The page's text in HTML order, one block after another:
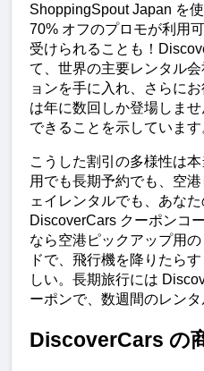
ShoppingSpout Japan を
70% オフのプロモが利用
受けられることも！
て、世界の主要レンタル
ョンを手に入れ、さらに
は年に数回しか登場しま
できることを示しています
こうした割引の多様性は
用でも長期予約でも、空
ェイレンタルでも、あな
DiscoverCars クーポンコ
なら空港ピックアップ用
ドで、飛行機を降りたら
しい。長期旅行には
ーポンで、数週間のレンタ
DiscoverCars の